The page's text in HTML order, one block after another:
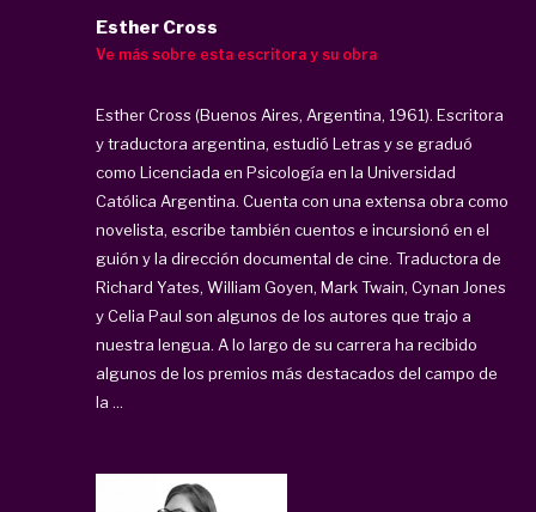
Esther Cross
Ve más sobre esta escritora y su obra
Esther Cross (Buenos Aires, Argentina, 1961). Escritora
y traductora argentina, estudió Letras y se graduó
como Licenciada en Psicología en la Universidad
Católica Argentina. Cuenta con una extensa obra como
novelista, escribe también cuentos e incursionó en el
guión y la dirección documental de cine. Traductora de
Richard Yates, William Goyen, Mark Twain, Cynan Jones
y Celia Paul son algunos de los autores que trajo a
nuestra lengua. A lo largo de su carrera ha recibido
algunos de los premios más destacados del campo de
la ...